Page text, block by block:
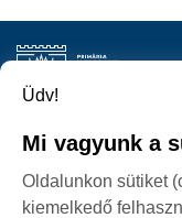
Üdv!
Mi vagyunk a
Oldalunkon sütiket
kiemelkedő